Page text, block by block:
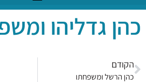
כהן גדליהו
הקודם
כהן הרשל ומשפחתו